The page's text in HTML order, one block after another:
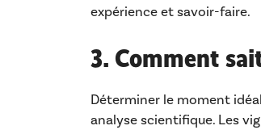
expérience et savoir-faire.
3. Comment
Déterminer le moment
analyse scientifique. Les